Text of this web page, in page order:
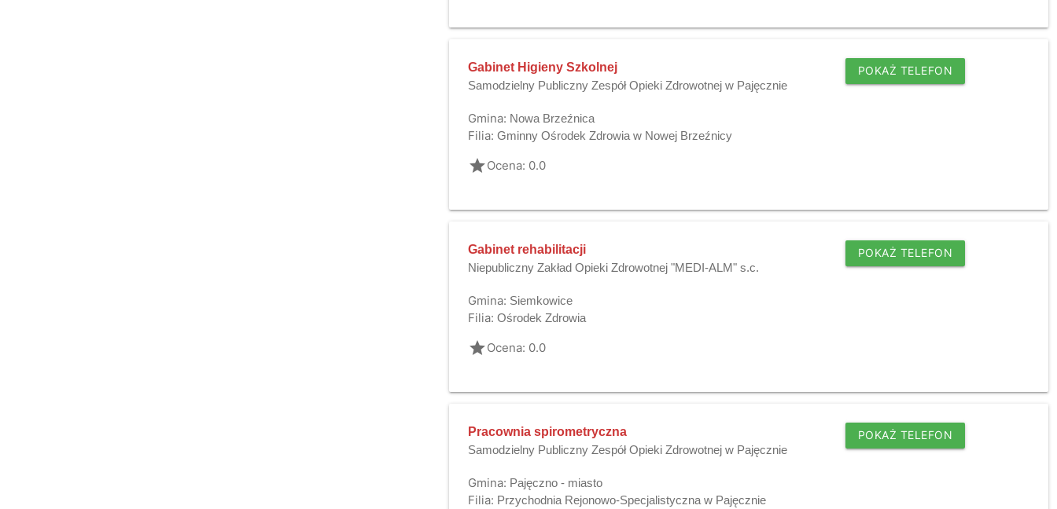
Gabinet Higieny Szkolnej
Samodzielny Publiczny Zespół Opieki Zdrowotnej w Pajęcznie
POKAŻ TELEFON
Gmina: Nowa Brzeźnica
Filia: Gminny Ośrodek Zdrowia w Nowej Brzeźnicy
gradeOcena: 0.0
Gabinet rehabilitacji
Niepubliczny Zakład Opieki Zdrowotnej "MEDI-ALM" s.c.
POKAŻ TELEFON
Gmina: Siemkowice
Filia: Ośrodek Zdrowia
gradeOcena: 0.0
Pracownia spirometryczna
Samodzielny Publiczny Zespół Opieki Zdrowotnej w Pajęcznie
POKAŻ TELEFON
Gmina: Pajęczno - miasto
Filia: Przychodnia Rejonowo-Specjalistyczna w Pajęcznie